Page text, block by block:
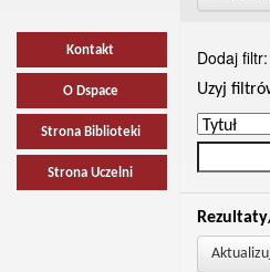
Kontakt
O Dspace
Strona Biblioteki
Strona Uczelni
Dodaj filtr:
Uzyj